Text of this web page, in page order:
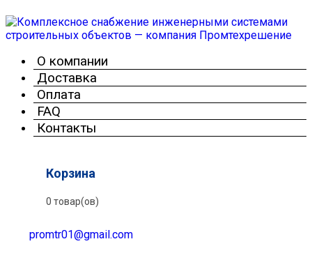
О компании
Доставка
Оплата
FAQ
Контакты
Корзина
0 товар(ов)
promtr01@gmail.com